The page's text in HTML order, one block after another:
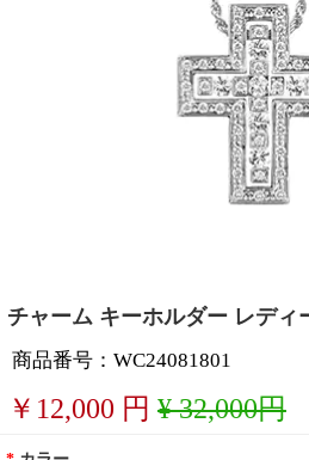
チャーム キーホルダー レディ
商品番号：WC24081801
￥ 12,000 円 ¥ 32,000円